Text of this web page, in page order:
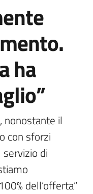
ha
nonostante il
con sforzi
di
dell’offerta”